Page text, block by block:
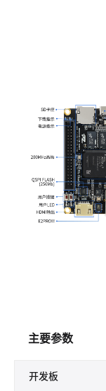
主要参数
开发板